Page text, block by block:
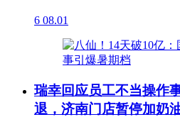
6 08.01
瑞幸回应员工不当操作
退，济南门店暂停加奶